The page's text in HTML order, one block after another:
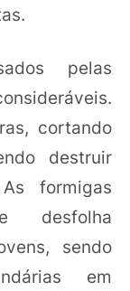
pelas
cortando
destruir
formigas
desfolha
sendo
em